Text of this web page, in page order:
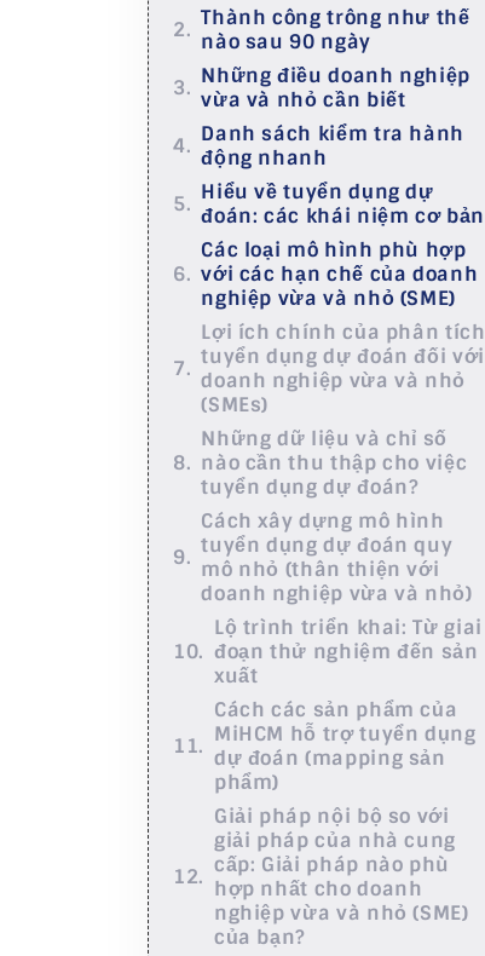
Thành công trông như thế
nào sau 90 ngày
Những điều doanh nghiệp
vừa và nhỏ cần biết
Danh sách kiểm tra hành
động nhanh
Hiểu về tuyển dụng dự
đoán: các khái niệm cơ bản
Các loại mô hình phù hợp
với các hạn chế của doanh
nghiệp vừa và nhỏ (SME)
Lợi ích chính của phân tích
tuyển dụng dự đoán đối với
doanh nghiệp vừa và nhỏ
(SMEs)
Những dữ liệu và chỉ số
nào cần thu thập cho việc
tuyển dụng dự đoán?
Cách xây dựng mô hình
tuyển dụng dự đoán quy
mô nhỏ (thân thiện với
doanh nghiệp vừa và nhỏ)
Lộ trình triển khai: Từ giai
đoạn thử nghiệm đến sản
xuất
Cách các sản phẩm của
MiHCM hỗ trợ tuyển dụng
dự đoán (mapping sản
phẩm)
Giải pháp nội bộ so với
giải pháp của nhà cung
cấp: Giải pháp nào phù
hợp nhất cho doanh
nghiệp vừa và nhỏ (SME)
của bạn?